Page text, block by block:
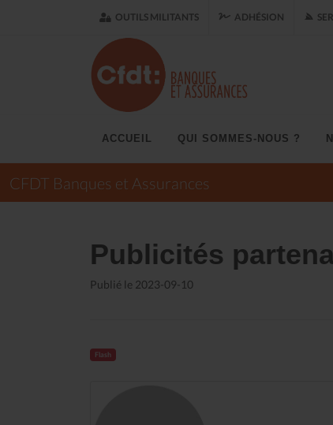
OUTILS MILITANTS ADHÉSION
ACCUEIL QUI SOMMES-NOUS ?
CFDT Banques et Assurances
Publicités
Publié le 2023-09-10
Flash